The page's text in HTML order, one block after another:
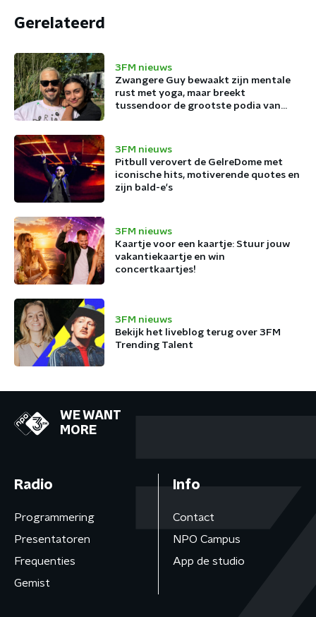
Gerelateerd
3FM nieuws
Zwangere Guy bewaakt zijn mentale
rust met yoga, maar breekt
tussendoor de grootste podia van
3FM nieuws
Pitbull verovert de GelreDome met
iconische hits, motiverende quotes en
zijn bald-e's
3FM nieuws
Kaartje voor een kaartje: Stuur jouw
vakantiekaartje en win
concertkaartjes!
3FM nieuws
Bekijk het liveblog terug over 3FM
Trending Talent
WE WANT
MORE
Radio
Programmering
Presentatoren
Frequenties
Gemist
Info
Contact
NPO Campus
App de studio